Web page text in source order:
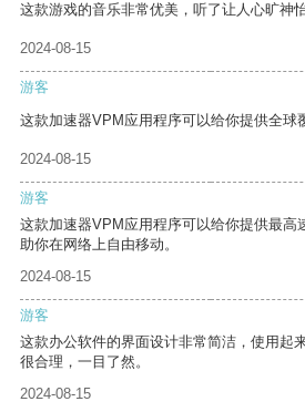
这款游戏的音乐非常优美，听了让人心旷神怡
2024-08-15
游客
这款加速器VPM应用程序可以给你提供全球
2024-08-15
游客
这款加速器VPM应用程序可以给你提供最高
助你在网络上自由移动。
2024-08-15
游客
这款办公软件的界面设计非常简洁，使用起
很合理，一目了然。
2024-08-15